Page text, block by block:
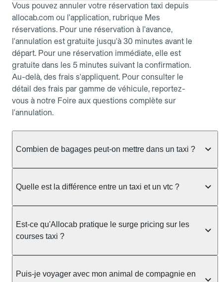
Vous pouvez annuler votre réservation taxi depuis
allocab.com ou l'application, rubrique Mes
réservations. Pour une réservation à l'avance,
l'annulation est gratuite jusqu'à 30 minutes avant le
départ. Pour une réservation immédiate, elle est
gratuite dans les 5 minutes suivant la confirmation.
Au-delà, des frais s'appliquent. Pour consulter le
détail des frais par gamme de véhicule, reportez-
vous à notre Foire aux questions complète sur
l'annulation.
Combien de bagages peut-on mettre dans un taxi ?
taxi berline accueille en général jusqu'à 3 bagages
ou nombreux, précisez-le dans le champ "Message
au chauffeur" lors de la réservation. Le prix n'est
pas impacté par le nombre de bagages.
Quelle est la différence entre un taxi et un vtc ?
prendre en charge directement dans la rue, à une
station ou sur réservation, avec un tarif au
réservation et propose un prix fixe annoncé à
l'avance. Chez Allocab, réservez facilement votre
Est-ce qu'Allocab pratique le surge pricing sur les
courses taxi ?
réglementation préfectorale et suit un barème
Puis-je voyager avec mon animal de compagnie en